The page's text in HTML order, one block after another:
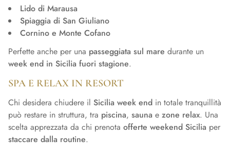
Lido di Marausa
Spiaggia di San Giuliano
Cornino e Monte Cofano
Perfette anche per una passeggiata sul mare durante un
week end in Sicilia fuori stagione.
SPA E RELAX IN RESORT
Chi desidera chiudere il Sicilia week end in totale tranquillità
può restare in struttura, tra piscina, sauna e zone relax. Una
scelta apprezzata da chi prenota offerte weekend Sicilia per
staccare dalla routine.